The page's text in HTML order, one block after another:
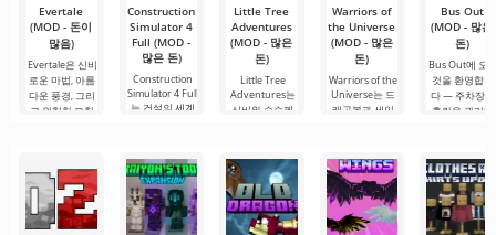
Evertale
(MOD - 돈이
많음)
Evertale은 신비
로운 마법, 아름
다운 풍경, 그리
고 위험한 모험
Construction
Simulator 4
Full (MOD -
많은 돈)
Construction
Simulator 4 Full
는 건설의 세계
Little Tree
Adventures
(MOD - 많은
돈)
Little Tree
Adventures는
신비와 수수께
Warriors of
the Universe
(MOD - 많은
돈)
Warriors of the
Universe는 드
래곤볼과 세인
Bus Out
(MOD - 많은
돈)
Bus Out에 오
것을 환영합니
다 — 주차장의
혼란을 관리하